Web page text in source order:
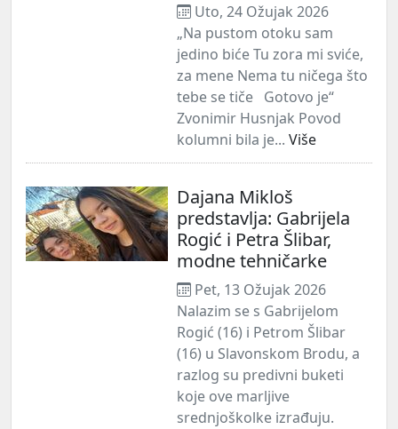
Uto, 24 Ožujak 2026
„Na pustom otoku sam
jedino biće Tu zora mi sviće,
za mene Nema tu ničega što
tebe se tiče Gotovo je“
Zvonimir Husnjak Povod
kolumni bila je... Više
Dajana Mikloš
predstavlja: Gabrijela
Rogić i Petra Šlibar,
modne tehničarke
Pet, 13 Ožujak 2026
Nalazim se s Gabrijelom
Rogić (16) i Petrom Šlibar
(16) u Slavonskom Brodu, a
razlog su predivni buketi
koje ove marljive
srednjoškolke izrađuju.